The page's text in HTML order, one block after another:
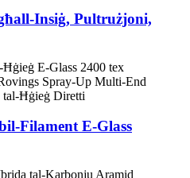
Insiġ, Pultrużjoni,
Filament E-Glass